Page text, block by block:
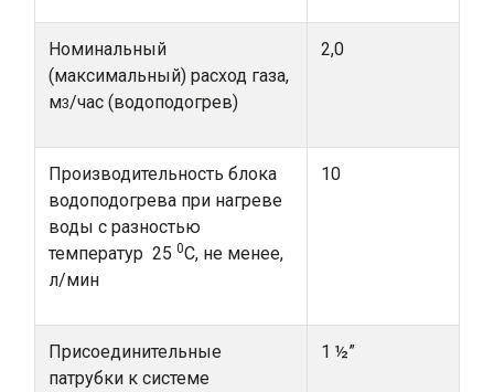
Номинальный
(максимальный) расход газа,
м3/час (водоподогрев)
2,0
Производительность блока
водоподогрева при нагреве
воды с разностью
температур 25 0С, не менее,
л/мин
10
Присоединительные
патрубки к системе
1 ½”